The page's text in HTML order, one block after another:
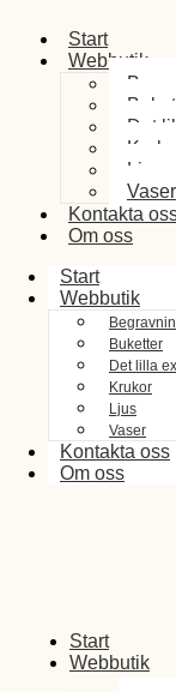
Start
Webbutik
Det
Ljus
Vaser
Kontakta
Om oss
Start
Webbutik
Buketter
Det lilla
Krukor
Ljus
Vaser
Kontakta oss
Om oss
Start
Webbutik